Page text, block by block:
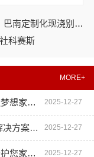
化现浇别墅抗震防风
科赛斯
MORE+
广西尚材居建材有限公司全屋整装打造梦想家居新体验 2025-12-27
广西尚材居建材有限公司 一站式装修解决方案解析 2025-12-27
广西尚材居建材有限公司用环保材料守护您家人的健康安全 2025-12-27